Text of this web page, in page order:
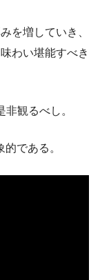
を増していき、
わい堪能すべき
観るべし。
である。